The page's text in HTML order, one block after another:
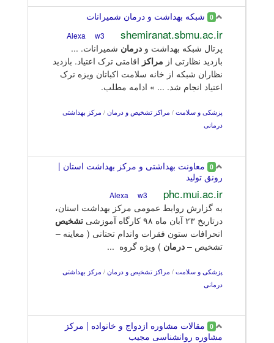
0 شبکه بهداشت و درمان شمیرانات
shemiranat.sbmu.ac.ir
w3
پرتال شبکه بهداشت و درمان شمیرانات. ...
بازدید نظارتی از مراکز اقامتی ترک اعتیاد. بازدید
نظاران شبکه از خانه سلامت اکباتان ویزه ترک
اعتیاد انجام شد. ... » ادامه مطلب.
پزشکی و سلامت / مراکز تشخیص و درمان / مرکز بهداشتی
درمانی
0 معاونت بهداشتی و مرکز بهداشت استان |
رونق تولید
phc.mui.ac.ir
w3
به گزارش روابط عمومی مرکز بهداشت استان،
درتاریخ ۲۳ آبان ماه ۹۸ کارگاه آموزشی
تشخیص
انحرافات ستون فقرات واندام تحتانی ( معاینه –
تشخیص – درمان ) ویژه گروه ...
پزشکی و سلامت / مراکز تشخیص و درمان / مرکز بهداشتی
درمانی
0 مقالات مشاوره ازدواج و خانواده | مرکز
مشاوره روانشناسی مجیب